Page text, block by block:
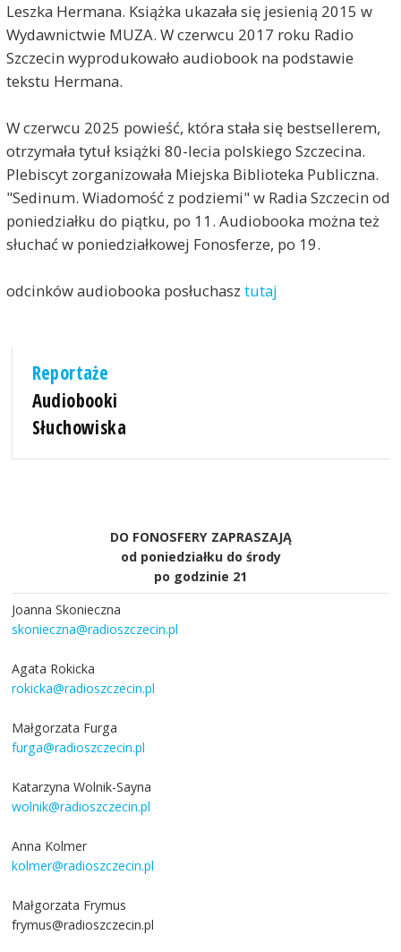
Leszka Hermana. Książka ukazała się jesienią 2015 w
Wydawnictwie MUZA. W czerwcu 2017 roku Radio
Szczecin wyprodukowało audiobook na podstawie
tekstu Hermana.
W czerwcu 2025 powieść, która stała się bestsellerem,
otrzymała tytuł książki 80-lecia polskiego Szczecina.
Plebiscyt zorganizowała Miejska Biblioteka Publiczna.
"Sedinum. Wiadomość z podziemi" w Radia Szczecin od
poniedziałku do piątku, po 11. Audiobooka można też
słuchać w poniedziałkowej Fonosferze, po 19.
odcinków audiobooka posłuchasz tutaj
Reportaże
Audiobooki
Słuchowiska
DO FONOSFERY ZAPRASZAJĄ
od poniedziałku do środy
po godzinie 21
Joanna Skonieczna
skonieczna@radioszczecin.pl
Agata Rokicka
rokicka@radioszczecin.pl
Małgorzata Furga
furga@radioszczecin.pl
Katarzyna Wolnik-Sayna
wolnik@radioszczecin.pl
Anna Kolmer
kolmer@radioszczecin.pl
Małgorzata Frymus
frymus@radioszczecin.pl